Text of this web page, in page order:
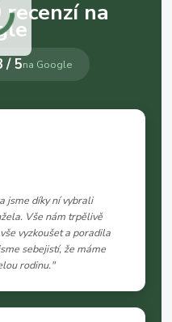
na
/ 5na Google
jsme díky ní vybrali
Vše nám trpělivě
vyzkoušet a poradila
sebejistí, že máme
rodinu."